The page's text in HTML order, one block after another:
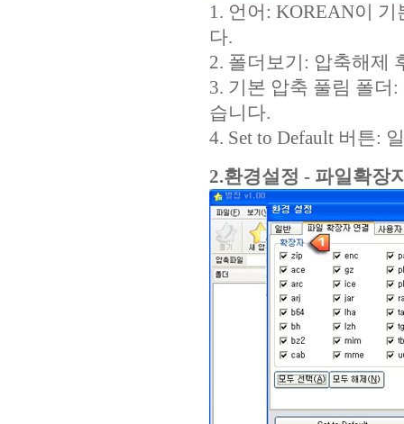
1. 언어: KOREAN이
다.
2. 폴더보기: 압축해제
3. 기본 압축 풀림 폴더
습니다.
4. Set to Default 버튼:
2.환경설정 - 파일확장